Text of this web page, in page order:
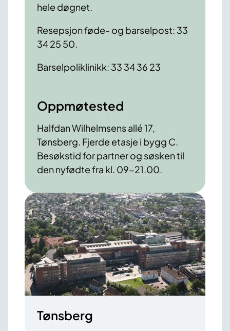
hele døgnet.
Resepsjon føde- og barselpost: 33
34 25 50.
Barselpoliklinikk: 33 34 36 23
Oppmøtested
Halfdan Wilhelmsens allé 17,
Tønsberg. Fjerde etasje i bygg C.
Besøkstid for partner og søsken til
den nyfødte fra kl. 09-21.00.
Tønsberg